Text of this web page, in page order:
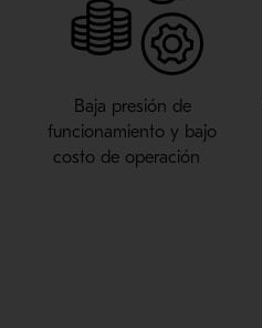
Baja presión de
funcionamiento y bajo
costo de operación